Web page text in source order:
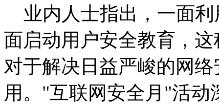
业内人士指出，一面利
面启动用户安全教育，
对于解决日益严峻的网
用。"互联网安全月"活